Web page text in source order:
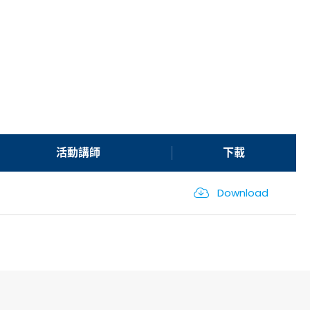
活動講師 下載
Download